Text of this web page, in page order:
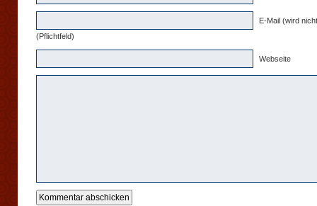
E-Mail (wird
(Pflichtfeld)
Webseite